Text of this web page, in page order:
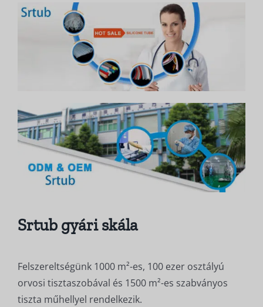
Srtub gyári skála
Felszereltségünk 1000 m²-es, 100 ezer osztályú
orvosi tisztaszobával és 1500 m²-es szabványos
tiszta műhellyel rendelkezik.